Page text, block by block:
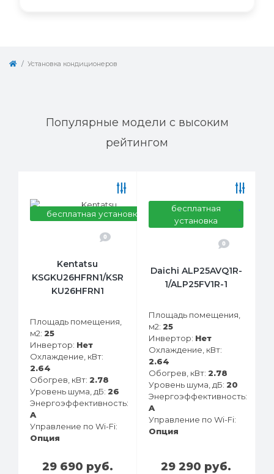
Установка кондиционеров
Популярные модели с высоким
рейтингом
бесплатная установка
0
Kentatsu
KSGKU26HFRN1/KSR
KU26HFRN1
Площадь помещения,
м2: 25
Инвертор: Нет
Охлаждение, кВт:
2.64
Обогрев, кВт: 2.78
Уровень шума, дБ: 26
Энергоэффективность:
A
Управление по Wi-Fi:
Опция
29 690 руб.
бесплатная
установка
0
Daichi ALP25AVQ1R-
1/ALP25FV1R-1
Площадь помещения,
м2: 25
Инвертор: Нет
Охлаждение, кВт:
2.64
Обогрев, кВт: 2.78
Уровень шума, дБ: 20
Энергоэффективность:
A
Управление по Wi-Fi:
Опция
29 290 руб.